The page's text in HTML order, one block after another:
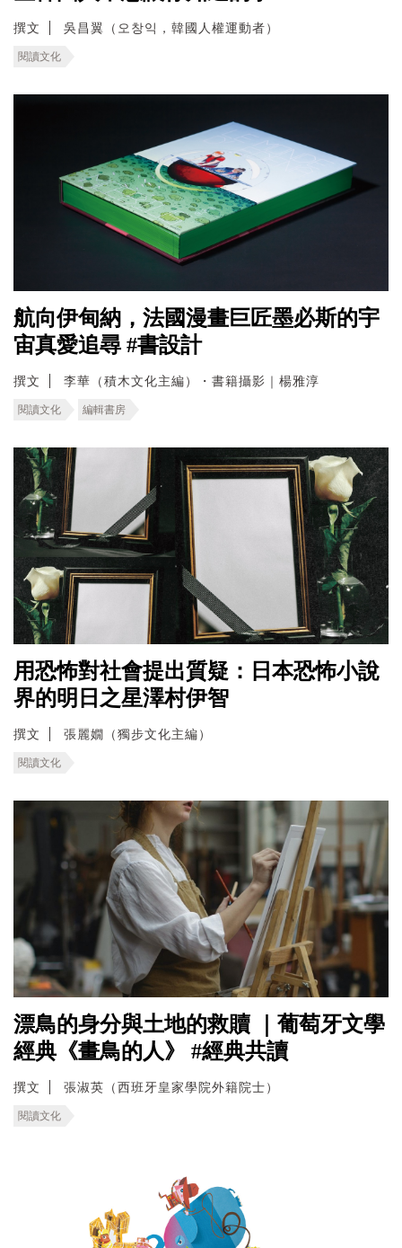
撰文 吳昌翼（오창익，韓國人權運動者）
閱讀文化
航向伊甸納，法國漫畫巨匠墨必斯的宇
宙真愛追尋 #書設計
撰文 李華（積木文化主編）・書籍攝影｜楊雅淳
閱讀文化 編輯書房
用恐怖對社會提出質疑：日本恐怖小說
界的明日之星澤村伊智
撰文 張麗嫺（獨步文化主編）
閱讀文化
漂鳥的身分與土地的救贖 ｜葡萄牙文學
經典《畫鳥的人》 #經典共讀
撰文 張淑英（西班牙皇家學院外籍院士）
閱讀文化